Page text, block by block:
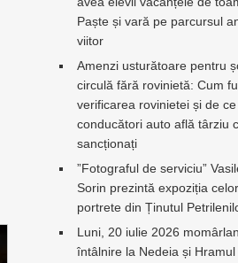
Paște și vară pe parcursul
viitor
Amenzi usturătoare pentru
circulă fără rovinietă: Cum
verificarea rovinietei și de
conducători auto află târziu
sancționați
”Fotograful de serviciu”
Sorin prezintă expoziția
portrete din Ținutul
Luni, 20 iulie 2026
întâlnire la Nedeia și Hramul